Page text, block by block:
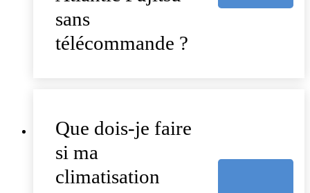
sans
télécommande ?
Que dois-je faire
si ma
climatisation